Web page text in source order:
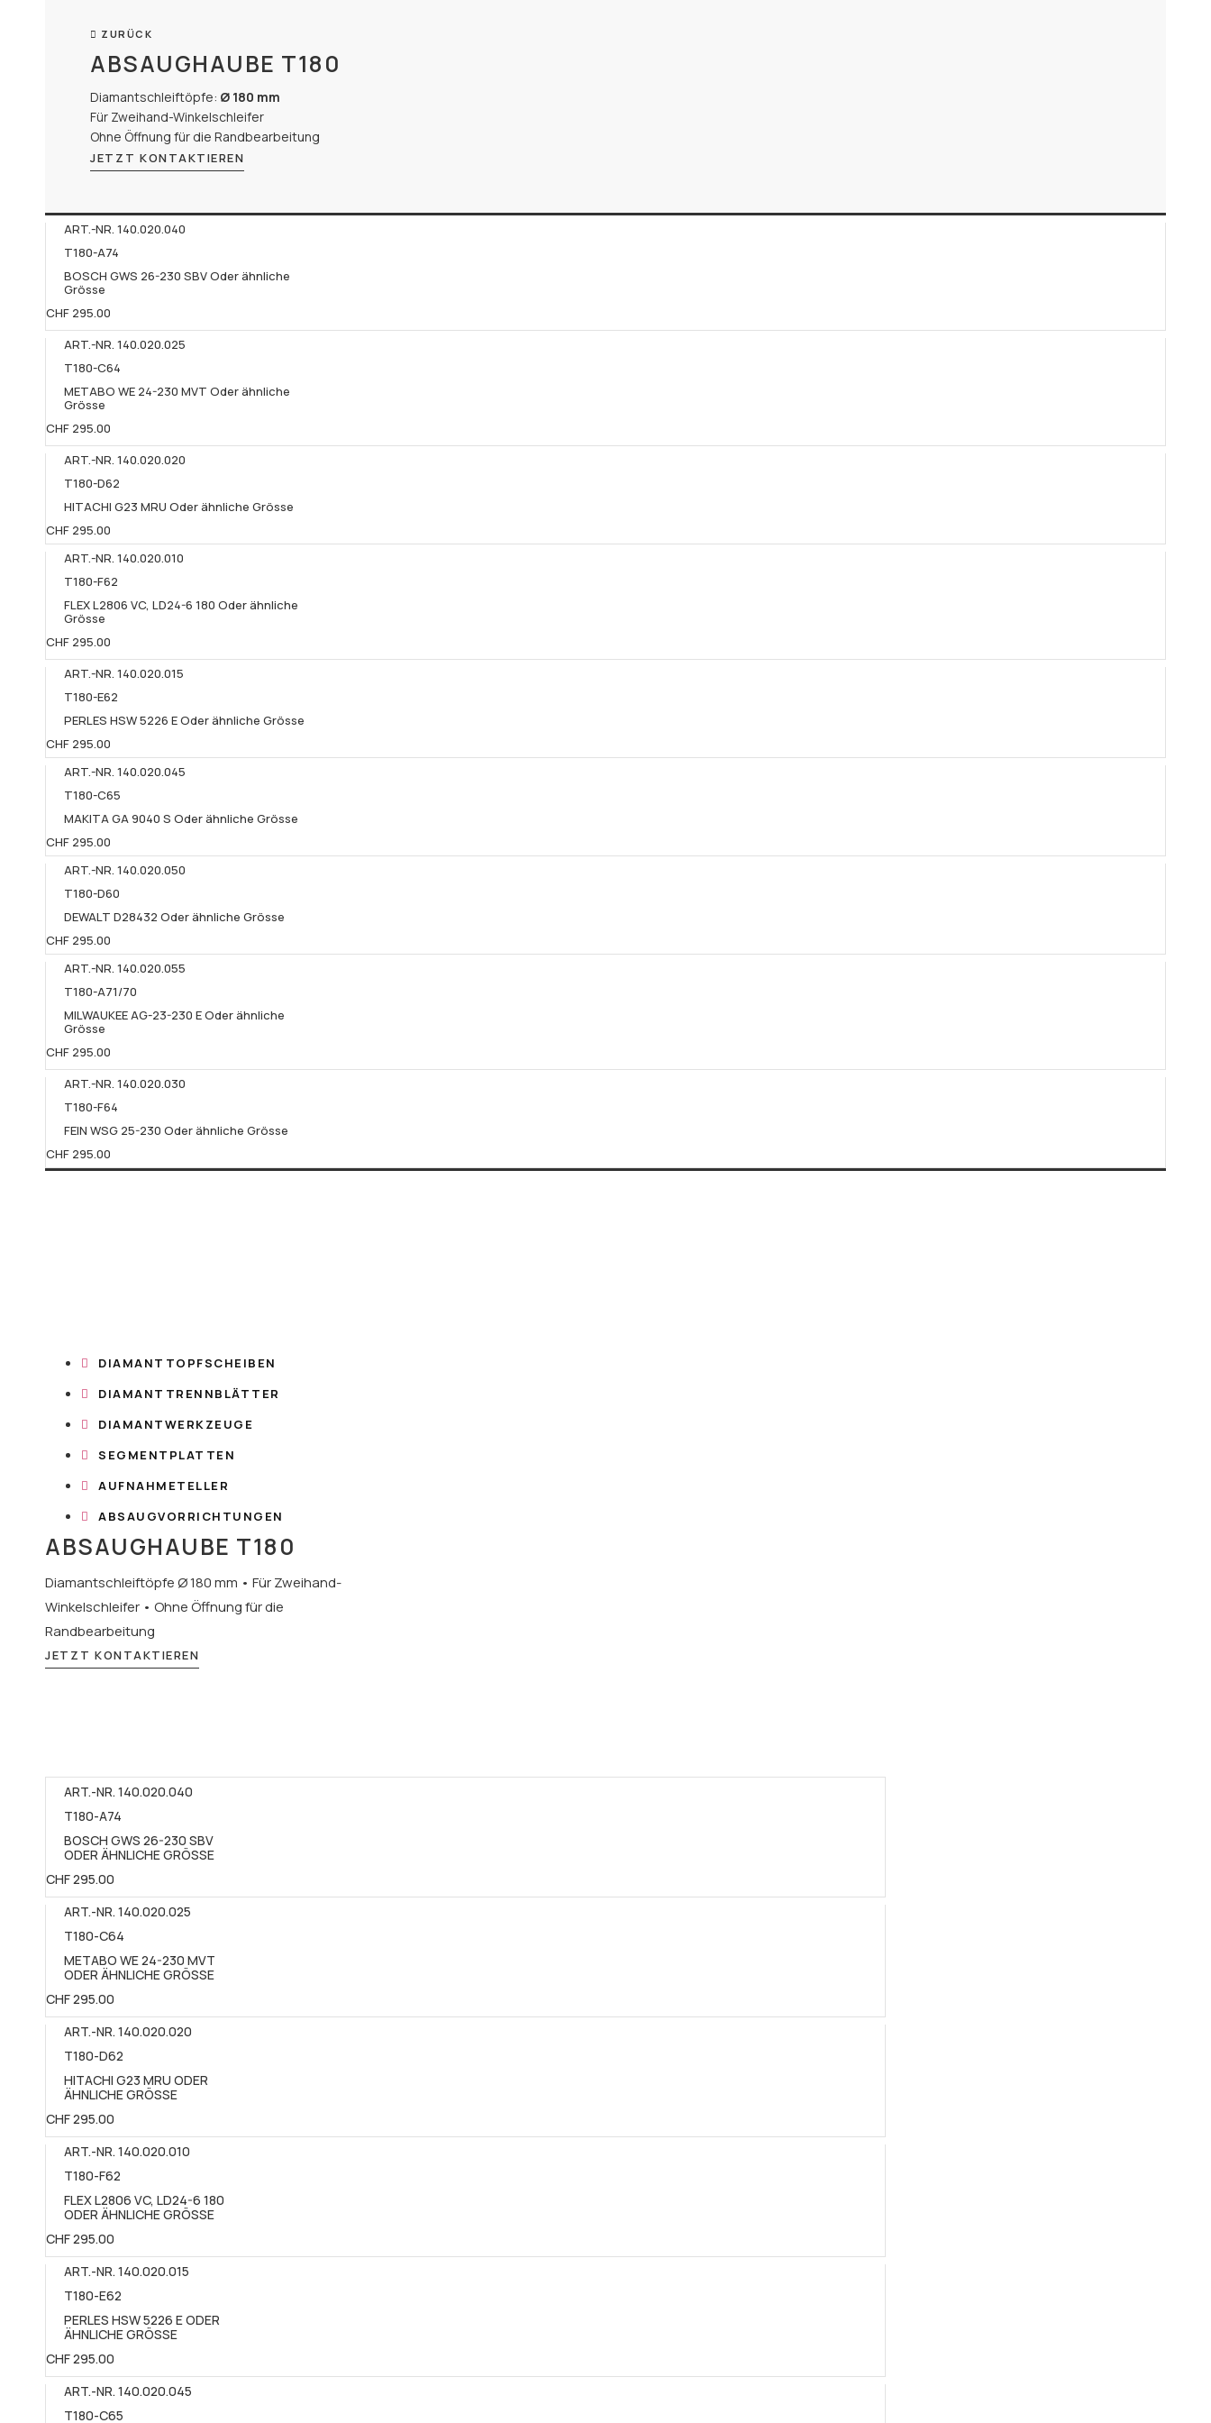
ZURÜCK
ABSAUGHAUBE T180
Diamantschleiftöpfe: Ø 180 mm
Für Zweihand-Winkelschleifer
Ohne Öffnung für die Randbearbeitung
JETZT KONTAKTIEREN
ART.-NR. 140.020.040​
T180-A74
BOSCH GWS 26-230 SBV Oder ähnliche
Grösse
CHF 295.00
ART.-NR. 140.020.025
T180-C64
METABO WE 24-230 MVT Oder ähnliche
Grösse​
CHF 295.00
ART.-NR. 140.020.020
T180-D62
HITACHI G23 MRU Oder ähnliche Grösse​
CHF 295.00
ART.-NR. 140.020.010
T180-F62
FLEX L2806 VC, LD24-6 180 Oder ähnliche
Grösse​
CHF 295.00
ART.-NR. 140.020.015
T180-E62
PERLES HSW 5226 E Oder ähnliche Grösse​
CHF 295.00
ART.-NR. 140.020.045
T180-C65
MAKITA GA 9040 S Oder ähnliche Grösse​
CHF 295.00
ART.-NR. 140.020.050
T180-D60
DEWALT D28432 Oder ähnliche Grösse
CHF 295.00
ART.-NR. 140.020.055
T180-A71/70
MILWAUKEE AG-23-230 E Oder ähnliche
Grösse
CHF 295.00
ART.-NR. 140.020.030
T180-F64
FEIN WSG 25-230 Oder ähnliche Grösse​
CHF 295.00
DIAMANTTOPFSCHEIBEN
DIAMANTTRENNBLÄTTER
DIAMANTWERKZEUGE
SEGMENTPLATTEN
AUFNAHMETELLER
ABSAUGVORRICHTUNGEN
ABSAUGHAUBE T180
Diamantschleiftöpfe Ø 180 mm • Für Zweihand-
Winkelschleifer • Ohne Öffnung für die
Randbearbeitung
JETZT KONTAKTIEREN
ART.-NR. 140.020.040​
T180-A74
BOSCH GWS 26-230 SBV
ODER ÄHNLICHE GRÖSSE
CHF 295.00
ART.-NR. 140.020.025
T180-C64
METABO WE 24-230 MVT
ODER ÄHNLICHE GRÖSSE​
CHF 295.00
ART.-NR. 140.020.020
T180-D62
HITACHI G23 MRU ODER
ÄHNLICHE GRÖSSE​
CHF 295.00
ART.-NR. 140.020.010
T180-F62
FLEX L2806 VC, LD24-6 180
ODER ÄHNLICHE GRÖSSE​
CHF 295.00
ART.-NR. 140.020.015
T180-E62
PERLES HSW 5226 E ODER
ÄHNLICHE GRÖSSE​
CHF 295.00
ART.-NR. 140.020.045
T180-C65